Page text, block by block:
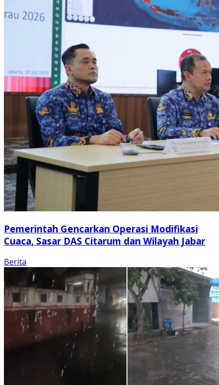
Pemerintah Gencarkan Operasi Modifikasi
Cuaca, Sasar DAS Citarum dan Wilayah Jabar
Berita